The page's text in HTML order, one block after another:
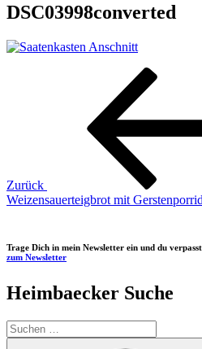
DSC03998converted
Beitragsnavigation
Zurück
Weizensauerteigbrot mit
Trage Dich in mein Newsletter ein und du
zum Newsletter
Heimbaecker Suche
Suchen
nach: